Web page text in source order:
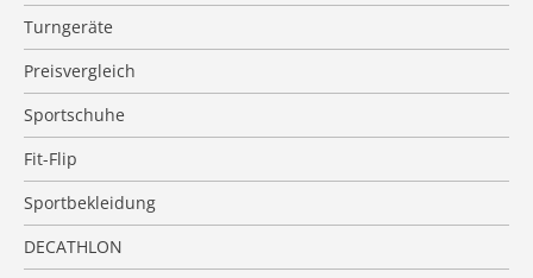
Turngeräte
Preisvergleich
Sportschuhe
Fit-Flip
Sportbekleidung
DECATHLON